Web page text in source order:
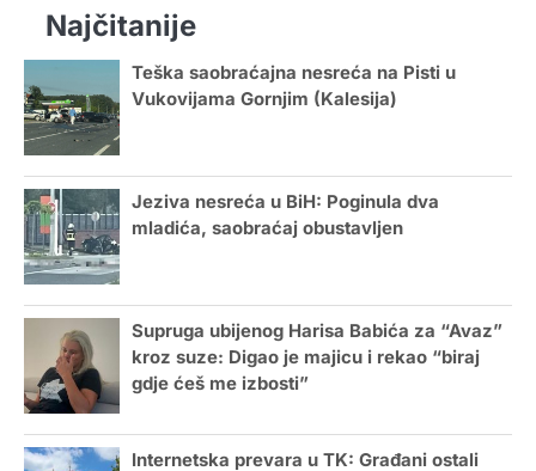
Najčitanije
Teška saobraćajna nesreća na Pisti u
Vukovijama Gornjim (Kalesija)
Jeziva nesreća u BiH: Poginula dva
mladića, saobraćaj obustavljen
Supruga ubijenog Harisa Babića za “Avaz”
kroz suze: Digao je majicu i rekao “biraj
gdje ćeš me izbosti”
Internetska prevara u TK: Građani ostali